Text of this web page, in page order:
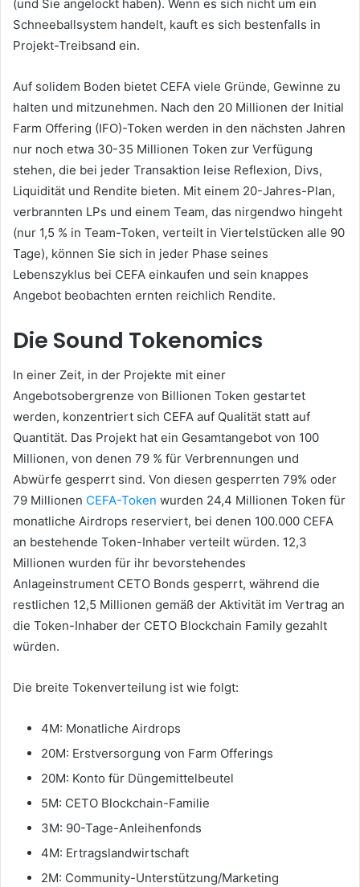
(und Sie angelockt haben). Wenn es sich nicht um ein
Schneeballsystem handelt, kauft es sich bestenfalls in
Projekt-Treibsand ein.
Auf solidem Boden bietet CEFA viele Gründe, Gewinne zu
halten und mitzunehmen. Nach den 20 Millionen der Initial
Farm Offering (IFO)-Token werden in den nächsten Jahren
nur noch etwa 30-35 Millionen Token zur Verfügung
stehen, die bei jeder Transaktion leise Reflexion, Divs,
Liquidität und Rendite bieten. Mit einem 20-Jahres-Plan,
verbrannten LPs und einem Team, das nirgendwo hingeht
(nur 1,5 % in Team-Token, verteilt in Viertelstücken alle 90
Tage), können Sie sich in jeder Phase seines
Lebenszyklus bei CEFA einkaufen und sein knappes
Angebot beobachten ernten reichlich Rendite.
Die Sound Tokenomics
In einer Zeit, in der Projekte mit einer
Angebotsobergrenze von Billionen Token gestartet
werden, konzentriert sich CEFA auf Qualität statt auf
Quantität. Das Projekt hat ein Gesamtangebot von 100
Millionen, von denen 79 % für Verbrennungen und
Abwürfe gesperrt sind. Von diesen gesperrten 79% oder
79 Millionen CEFA-Token wurden 24,4 Millionen Token für
monatliche Airdrops reserviert, bei denen 100.000 CEFA
an bestehende Token-Inhaber verteilt würden. 12,3
Millionen wurden für ihr bevorstehendes
Anlageinstrument CETO Bonds gesperrt, während die
restlichen 12,5 Millionen gemäß der Aktivität im Vertrag an
die Token-Inhaber der CETO Blockchain Family gezahlt
würden.
Die breite Tokenverteilung ist wie folgt:
4M: Monatliche Airdrops
20M: Erstversorgung von Farm Offerings
20M: Konto für Düngemittelbeutel
5M: CETO Blockchain-Familie
3M: 90-Tage-Anleihenfonds
4M: Ertragslandwirtschaft
2M: Community-Unterstützung/Marketing